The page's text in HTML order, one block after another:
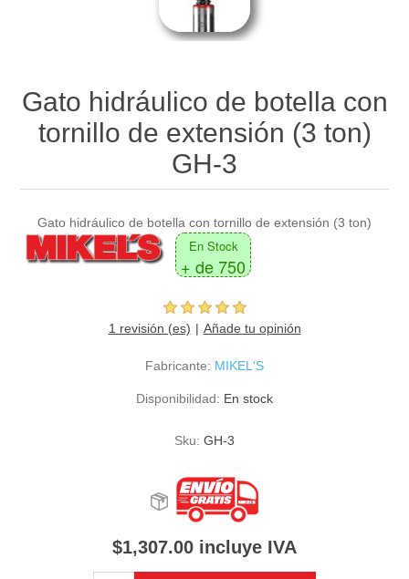
Gato hidráulico de botella con
tornillo de extensión (3 ton)
GH-3
Gato hidráulico de botella con tornillo de extensión (3 ton)
En Stock
+ de 750
1 revisión (es) Añade tu opinión
Fabricante: MIKEL'S
Disponibilidad: En stock
Sku: GH-3
$1,307.00 incluye IVA